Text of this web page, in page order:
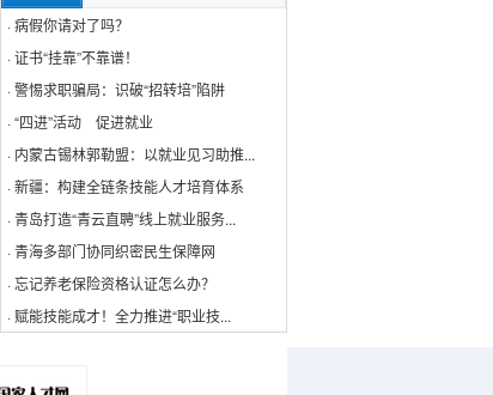
·病假你请对了吗？
·证书“挂靠”不靠谱！
·警惕求职骗局：识破“招转培”陷阱
·“四进”活动 促进就业
· 内蒙古锡林郭勒盟：以就业见习助推...
·新疆：构建全链条技能人才培育体系
·青岛打造“青云直聘”线上就业服务...
·青海多部门协同织密民生保障网
·忘记养老保险资格认证怎么办？
· 赋能技能成才！全力推进“职业技...